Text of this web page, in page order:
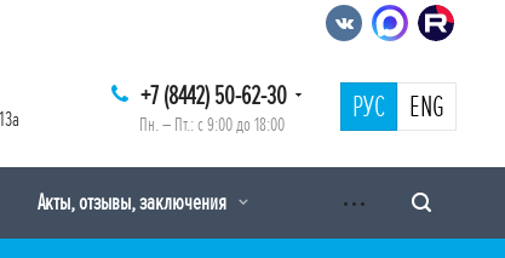
+7 (8442) 50-62-30
Пн. – Пт.: с 9:00 до 18:00 РУС ENG
Акты, отзывы, заключения